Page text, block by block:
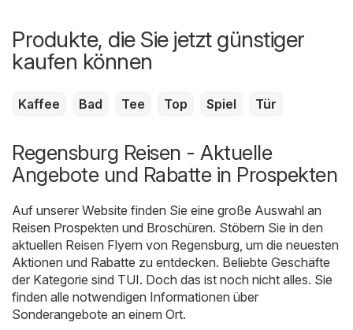
Produkte, die Sie jetzt günstiger
kaufen können
Kaffee Bad Tee Top Spiel Tür
Regensburg Reisen - Aktuelle
Angebote und Rabatte in Prospekten
Auf unserer Website finden Sie eine große Auswahl an
Reisen Prospekten und Broschüren. Stöbern Sie in den
aktuellen Reisen Flyern von Regensburg, um die neuesten
Aktionen und Rabatte zu entdecken. Beliebte Geschäfte
der Kategorie sind TUI. Doch das ist noch nicht alles. Sie
finden alle notwendigen Informationen über
Sonderangebote an einem Ort.